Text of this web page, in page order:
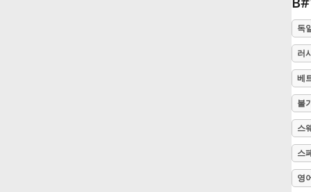
독
러
베
불
스
스
영